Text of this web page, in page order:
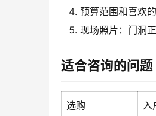
预算范围和喜欢
现场照片：门洞
适合咨询的问题
选购 入